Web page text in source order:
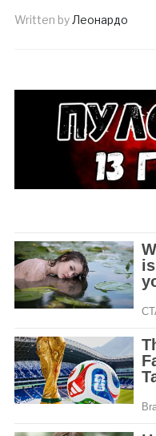
Written byЛеонардо